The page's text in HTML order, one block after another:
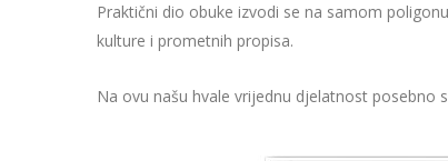
Praktični dio obuke izvodi se na samom
kulture i prometnih propisa.
Na ovu našu hvale vrijednu djelatnost posebno